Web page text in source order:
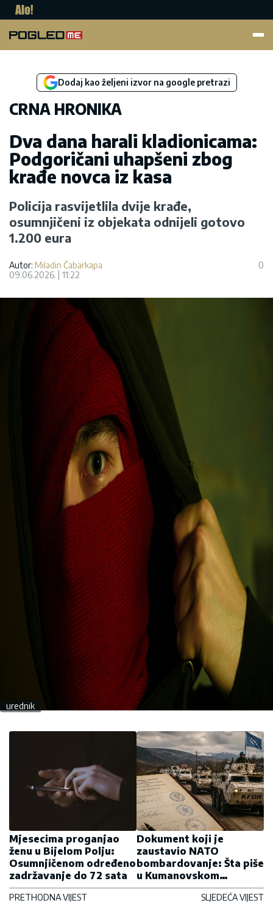
Dodaj kao željeni izvor na google pretrazi
CRNA HRONIKA
Dva dana harali kladionicama:
Podgoričani uhapšeni zbog
krađe novca iz kasa
Policija rasvijetlila dvije krađe,
osumnjičeni iz objekata odnijeli gotovo
1.200 eura
Autor: Miladin Čabarkapa
09.06.2026.
11:22
0
urednik
Mjesecima proganjao
ženu u Bijelom Polju:
Osumnjičenom određeno
zadržavanje do 72 sata
PRETHODNA VIJEST
Dokument koji je
zaustavio NATO
bombardovanje: Šta piše
u Kumanovskom
sporazumu i zašto je i
SLJEDEĆA VIJEST